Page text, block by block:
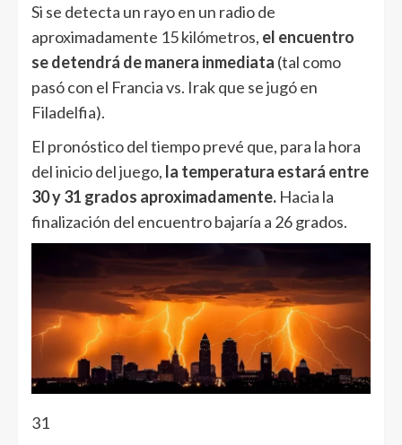
Si se detecta un rayo en un radio de
aproximadamente 15 kilómetros, el encuentro
se detendrá de manera inmediata (tal como
pasó con el Francia vs. Irak que se jugó en
Filadelfia).
El pronóstico del tiempo prevé que, para la hora
del inicio del juego, la temperatura estará entre
30 y 31 grados aproximadamente. Hacia la
finalización del encuentro bajaría a 26 grados.
31